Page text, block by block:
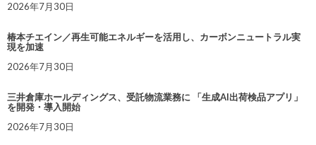
2026年7月30日
椿本チエイン／再生可能エネルギーを活用し、カーボンニュートラル実
現を加速
2026年7月30日
三井倉庫ホールディングス、受託物流業務に 「生成AI出荷検品アプリ」
を開発・導入開始
2026年7月30日